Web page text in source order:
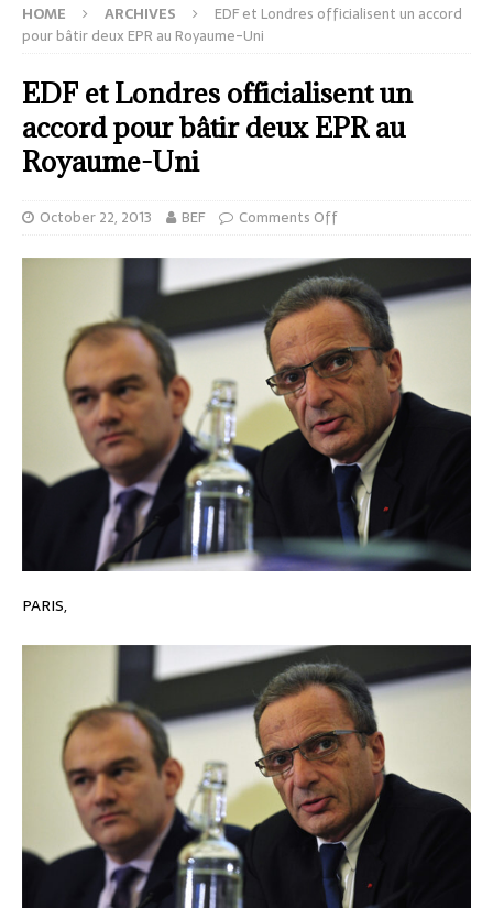
HOME ARCHIVES
EDF et Londres officialisent un accord
pour bâtir deux EPR au Royaume-Uni
EDF et Londres officialisent un
accord pour bâtir deux EPR au
Royaume-Uni
October 22, 2013 BEF Comments Off
PARIS,